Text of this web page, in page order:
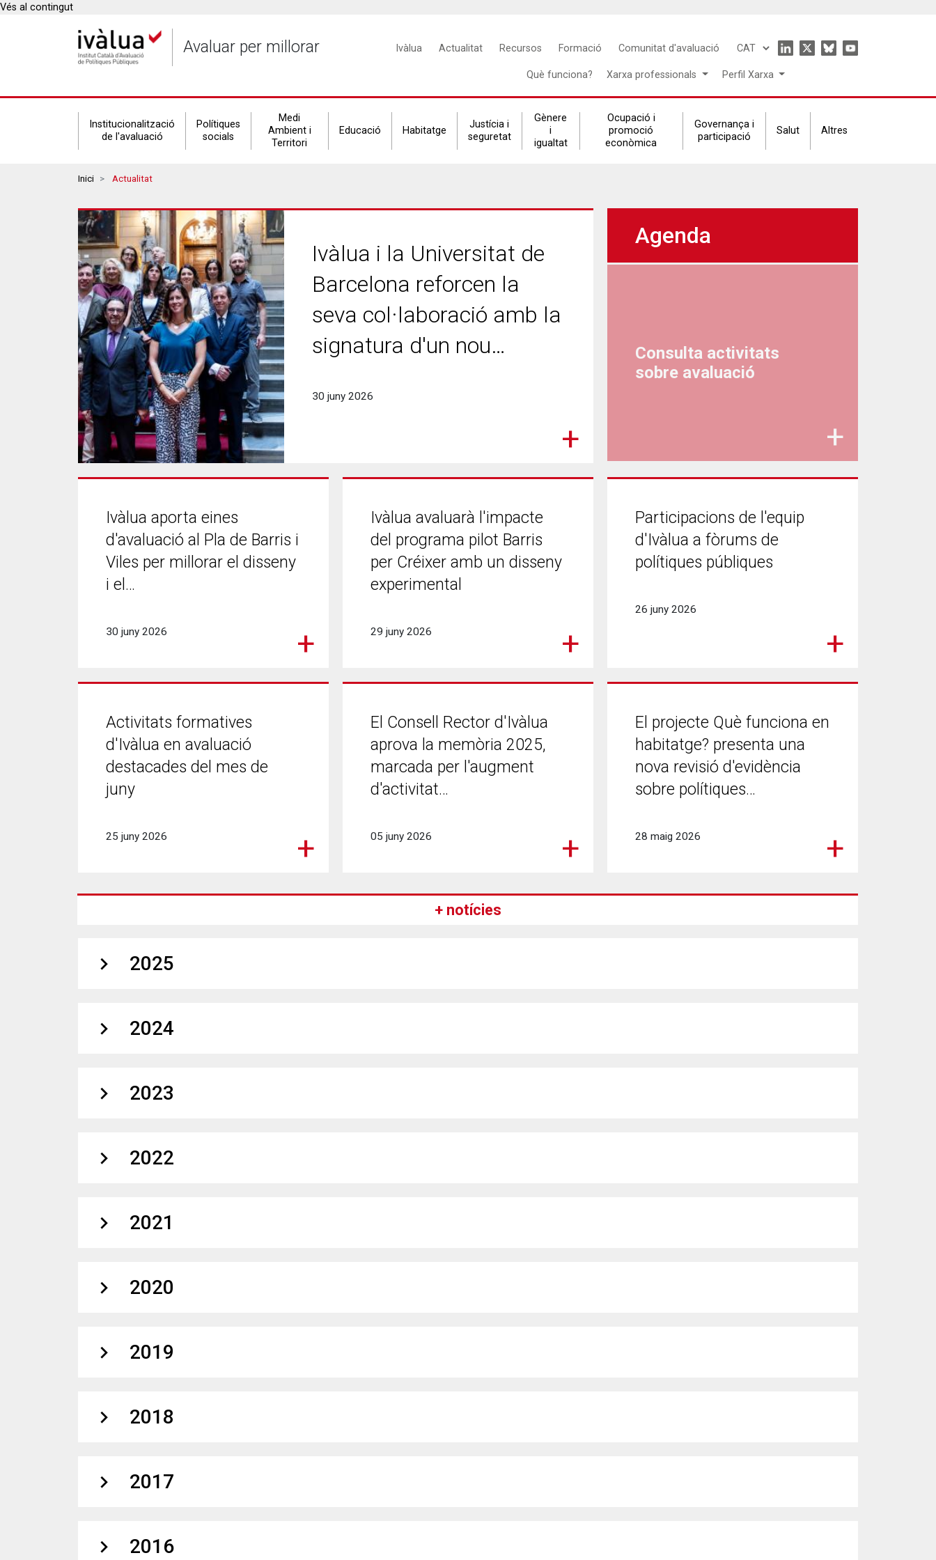
Vés al contingut
Avaluar per millorar
Main
Ivàlua Actualitat Recursos Formació Comunitat d'avaluació
Select
language
Icon
menu
Què funciona? Xarxa professionals Perfil Xarxa
Secondary
navigation
Institucionalització
de l'avaluació
Polítiques
socials
Medi
Ambient i
Territori
Educació Habitatge
Justícia i
seguretat
Gènere
i
igualtat
Ocupació i
promoció
econòmica
Governança i
participació
Salut Altres
Breadcrumbs
Inici Actualitat
Agenda
Consulta activitats
sobre avaluació
Ivàlua i la Universitat de
Barcelona reforcen la
seva col·laboració amb la
signatura d'un nou…
30 juny 2026
Ivàlua aporta eines
d'avaluació al Pla de Barris i
Viles per millorar el disseny
i el…
30 juny 2026
Ivàlua avaluarà l'impacte
del programa pilot Barris
per Créixer amb un disseny
experimental
29 juny 2026
Participacions de l'equip
d'Ivàlua a fòrums de
polítiques públiques
26 juny 2026
Activitats formatives
d'Ivàlua en avaluació
destacades del mes de
juny
25 juny 2026
El Consell Rector d'Ivàlua
aprova la memòria 2025,
marcada per l'augment
d'activitat…
05 juny 2026
El projecte Què funciona en
habitatge? presenta una
nova revisió d'evidència
sobre polítiques…
28 maig 2026
Paginació
Pàgina
+ notícies
expand_more 2025
expand_more 2024
expand_more 2023
expand_more 2022
expand_more 2021
expand_more 2020
expand_more 2019
expand_more 2018
expand_more 2017
expand_more 2016